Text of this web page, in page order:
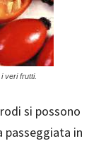
veri frutti.
si possono
passeggiata in